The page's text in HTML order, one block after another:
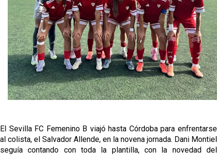
Oso es el siguiente en la lista para salir
El Sevilla FC oficializa la cesión de Rafa Mir al Aris
de Salónica
Juanlu se marcha traspasado al Bournemouth
El Sevilla FC Femenino B viajó hasta Córdoba para enfrentarse
al colista, el Salvador Allende, en la novena jornada. Dani Montiel
seguía contando con toda la plantilla, con la novedad del